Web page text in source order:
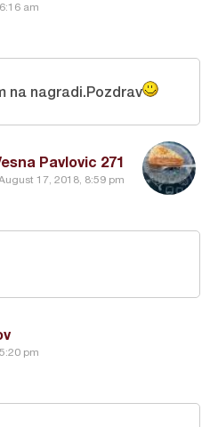
am
Pavlovic 271
17, 2018, 8:59 pm
na nagradi.Pozdrav
pm